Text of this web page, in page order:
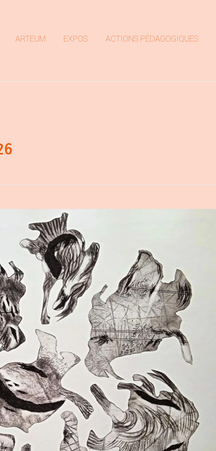
ARTEUM EXPOS ACTIONS PÉDAGOGIQUES